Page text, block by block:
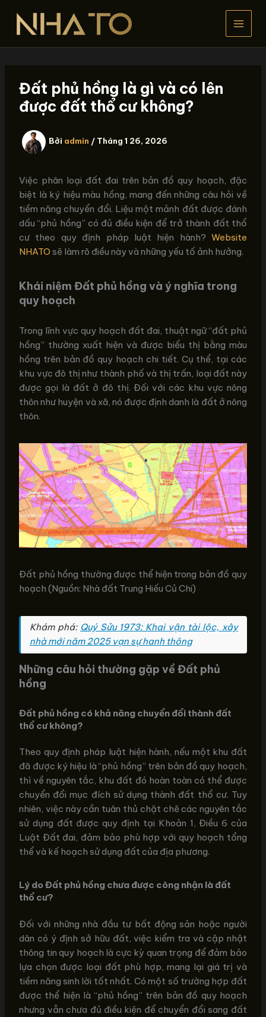
dung
Đất phủ hồng là gì và có lên
được đất thổ cư không?
Bởi admin / Tháng 1 26, 2026
Việc phân loại đất đai trên bản đồ quy hoạch, đặc
biệt là ký hiệu màu hồng, mang đến những câu hỏi về
tiềm năng chuyển đổi. Liệu một mảnh đất được đánh
dấu “phủ hồng” có đủ điều kiện để trở thành đất thổ
cư theo quy định pháp luật hiện hành? Website
NHATO sẽ làm rõ điều này và những yếu tố ảnh hưởng.
Khái niệm Đất phủ hồng và ý nghĩa trong
quy hoạch
Trong lĩnh vực quy hoạch đất đai, thuật ngữ “đất phủ
hồng” thường xuất hiện và được biểu thị bằng màu
hồng trên bản đồ quy hoạch chi tiết. Cụ thể, tại các
khu vực đô thị như thành phố và thị trấn, loại đất này
được gọi là đất ở đô thị. Đối với các khu vực nông
thôn như huyện và xã, nó được định danh là đất ở nông
thôn.
Đất phủ hồng thường được thể hiện trong bản đồ quy
hoạch (Nguồn: Nhà đất Trung Hiếu Củ Chi)
Khám phá: Quý Sửu 1973: Khai vận tài lộc, xây
nhà mới năm 2025 vạn sự hanh thông
Những câu hỏi thường gặp về Đất phủ
hồng
Đất phủ hồng có khả năng chuyển đổi thành đất
thổ cư không?
Theo quy định pháp luật hiện hành, nếu một khu đất
đã được ký hiệu là “phủ hồng” trên bản đồ quy hoạch,
thì về nguyên tắc, khu đất đó hoàn toàn có thể được
chuyển đổi mục đích sử dụng thành đất thổ cư. Tuy
nhiên, việc này cần tuân thủ chặt chẽ các nguyên tắc
sử dụng đất được quy định tại Khoản 1, Điều 6 của
Luật Đất đai, đảm bảo phù hợp với quy hoạch tổng
thể và kế hoạch sử dụng đất của địa phương.
Lý do Đất phủ hồng chưa được công nhận là đất
thổ cư?
Đối với những nhà đầu tư bất động sản hoặc người
dân có ý định sở hữu đất, việc kiểm tra và cập nhật
thông tin quy hoạch là cực kỳ quan trọng để đảm bảo
lựa chọn được loại đất phù hợp, mang lại giá trị và
tiềm năng sinh lời tốt nhất. Có một số trường hợp đất
được thể hiện là “phủ hồng” trên bản đồ quy hoạch
nhưng vẫn chưa đủ điều kiện để chuyển đổi sang đất